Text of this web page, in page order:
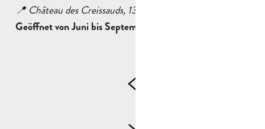
📍 Château des Creissauds, 13400 Aubagne.
Geöffnet von Juni bis September